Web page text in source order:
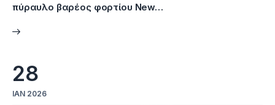
πύραυλο βαρέος φορτίου New…
28
ΙΑΝ 2026